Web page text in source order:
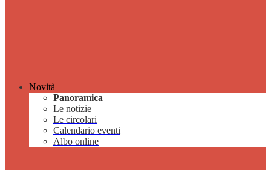
Novità
Panoramica
Le notizie
Le circolari
Calendario eventi
Albo online